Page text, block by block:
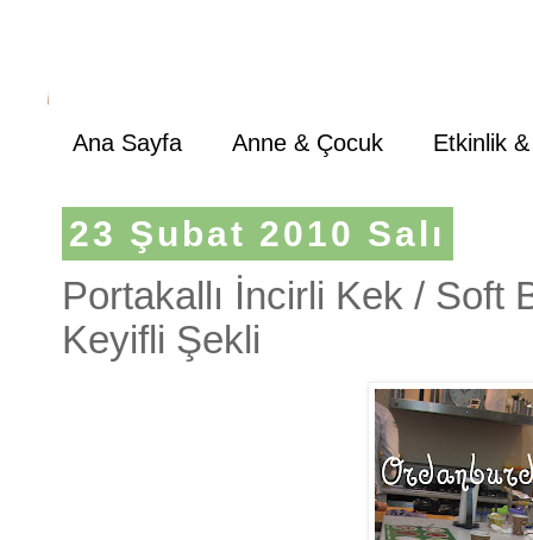
Ana Sayfa Anne & Çocuk Etkinlik
23 Şubat 2010 Salı
Portakallı İncirli Kek / Soft
Keyifli Şekli